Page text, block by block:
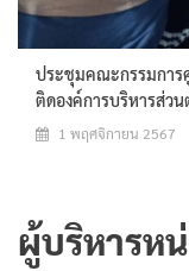
ประชุมคณะกรรมการ
ติดองค์การบริหารส่ว
1 พฤศจิกายน 2567
ผู้บริหารห